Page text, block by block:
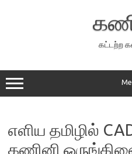
கட்டற்ற
எளிய தமிழில்
கணினி